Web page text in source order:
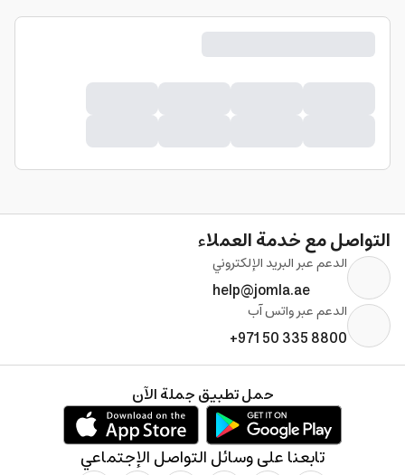
التواصل مع خدمة العملاء
الدعم عبر البريد الإلكتروني
help@jomla.ae
الدعم عبر واتس آب
+971 50 335 8800
تابعنا على وسائل التواصل الإجتماعي
حمل تطبيق جملة الآن